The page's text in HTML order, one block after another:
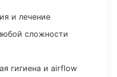
и лечение
сложности
гигиена и airflow